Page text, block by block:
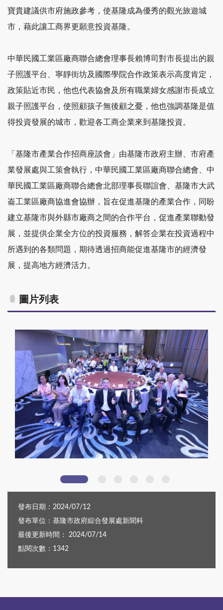
寶貴建議供市府施政參考，使基隆成為優秀的觀光旅遊城
市，藉此讓工商界更願意投資基隆。
中華民國工業區廠商聯合總會理事長賴博司對市長提出的親
子照護平台、寧靜街坊及國際學院合作政策表示高度肯定，
政策貼近市民，他也代表協會及所有職業婦女感謝市長成立
親子照護平台，使照顧孩子無後顧之憂，他也強調基隆是值
得投資發展的城市，歡迎各工商企業來到基隆投資。
「基隆市產業合作招商座談會」由基隆市政府主辦、市府產
業發展處與工策會執行，中華民國工業區廠商聯合總會、中
華民國工業區廠商聯合總會北部理事長聯誼會、基隆市大武
崙工業區廠商協進會協辦，旨在促進基隆的產業合作，同盼
建立基隆市與外縣市廠商之間的合作平台，促進產業聯動發
展，並提供企業全方位的投資服務，解答企業在投資過程中
所遇到的各類問題，期待透過招商能促進基隆市的經濟發
展，提高地方經濟活力。
圖片列表
基隆市產業合作招商座談會圓滿舉行
發布日期：2024/07/12
發布單位：基隆市政府綜合發展處新聞科
最後更新時間： 2024/07/14
點閱次數：1342